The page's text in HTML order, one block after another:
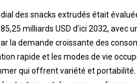
des snacks extrudés était
milliards USD d’ici 2032, avec
la demande croissante des
rapide et les modes de vie
qui offrent variété et